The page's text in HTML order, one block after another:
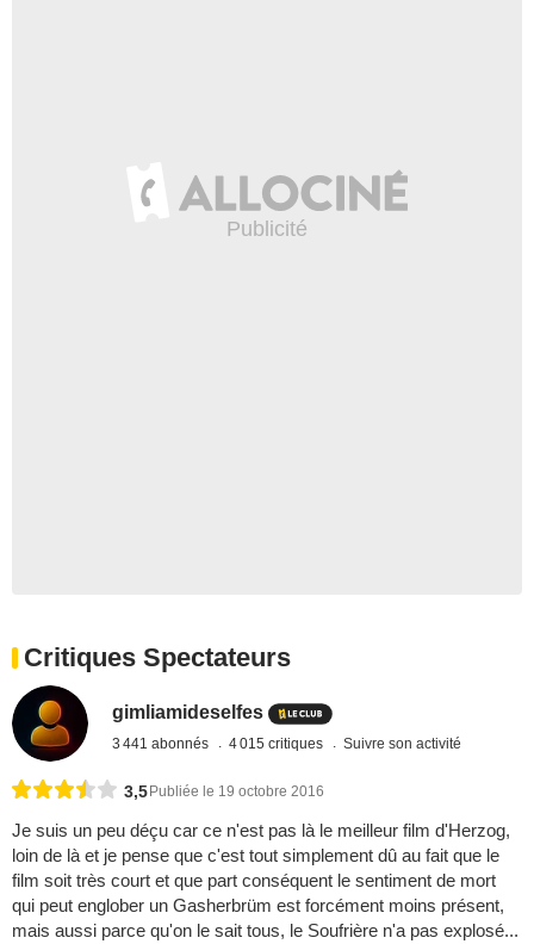
Critiques Spectateurs
gimliamideselfes
3 441 abonnés 4 015 critiques Suivre son activité
3,5 Publiée le 19 octobre 2016
Je suis un peu déçu car ce n'est pas là le meilleur film d'Herzog,
loin de là et je pense que c'est tout simplement dû au fait que le
film soit très court et que part conséquent le sentiment de mort
qui peut englober un Gasherbrüm est forcément moins présent,
mais aussi parce qu'on le sait tous, le Soufrière n'a pas explosé...